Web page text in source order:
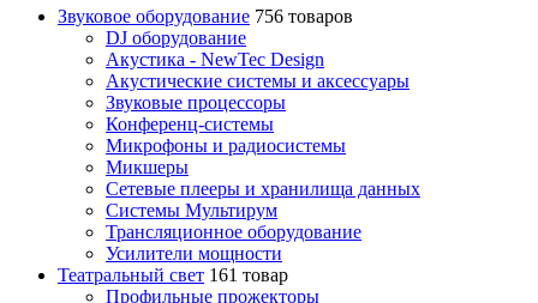
Звуковое оборудование 756 товаров
DJ оборудование
Акустика - NewTec Design
Акустические системы и аксессуары
Звуковые процессоры
Конференц-системы
Микрофоны и радиосистемы
Микшеры
Сетевые плееры и хранилища данных
Системы Мультирум
Трансляционное оборудование
Усилители мощности
Театральный свет 161 товар
Профильные прожекторы